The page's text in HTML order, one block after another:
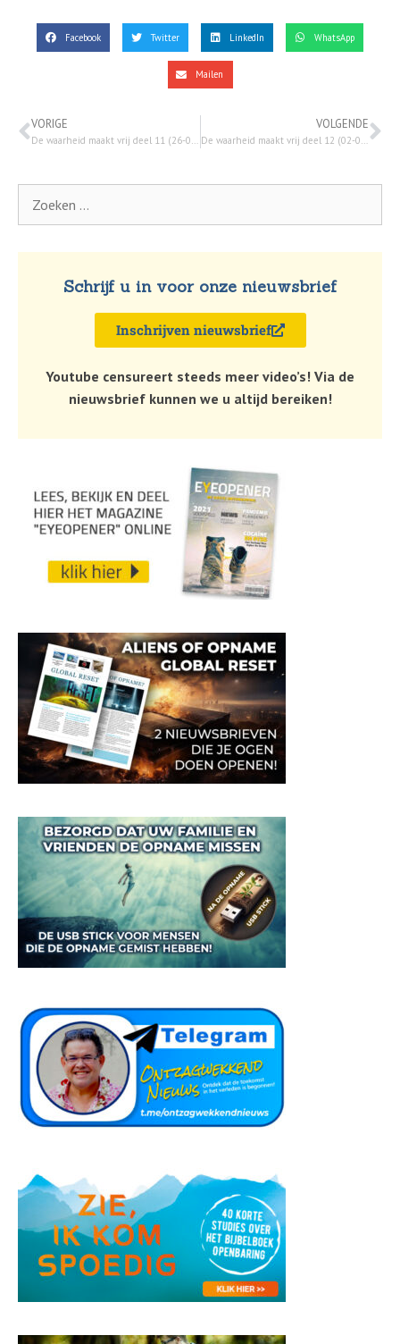
Facebook Twitter LinkedIn WhatsApp
Mailen
VORIGE
De waarheid maakt vrij deel 11 (26-06-2020)
VOLGENDE
De waarheid maakt vrij deel 12 (02-07-2020)
Schrijf u in voor onze nieuwsbrief
Inschrijven nieuwsbrief
Youtube censureert steeds meer video’s! Via de
nieuwsbrief kunnen we u altijd bereiken!